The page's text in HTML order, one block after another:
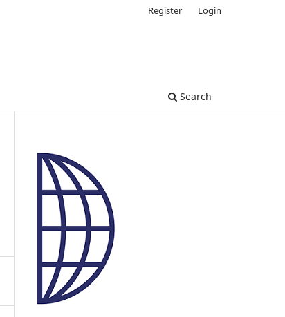
Search
Register Login